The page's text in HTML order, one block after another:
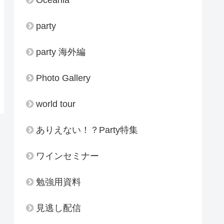
party
party 海外編
Photo Gallery
world tour
ありえない！？Party特集
ワインセミナー
勉強用資料
見逃し配信